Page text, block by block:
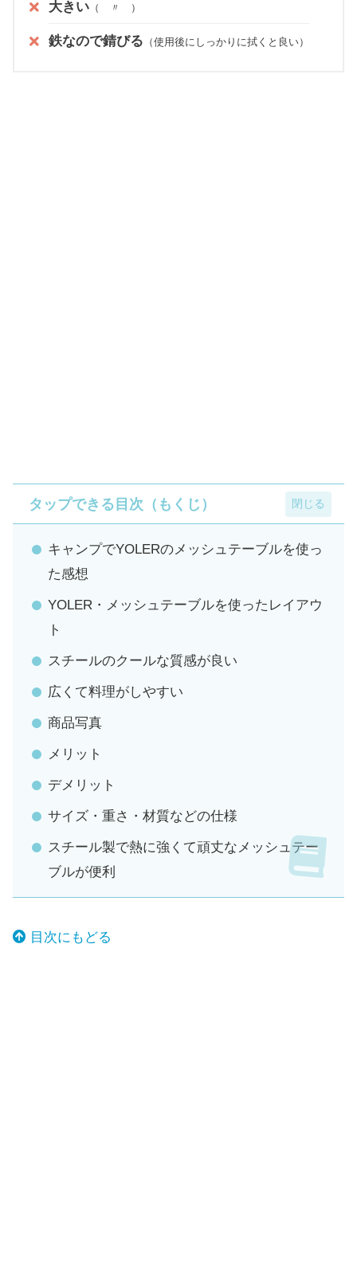
大きい（ 〃 ）
鉄なので錆びる （使用後にしっかりに拭くと良い）
タップできる目次（もくじ）
キャンプでYOLERのメッシュテーブルを使っ
た感想
YOLER・メッシュテーブルを使ったレイアウ
ト
スチールのクールな質感が良い
広くて料理がしやすい
商品写真
メリット
デメリット
サイズ・重さ・材質などの仕様
スチール製で熱に強くて頑丈なメッシュテー
ブルが便利
目次にもどる